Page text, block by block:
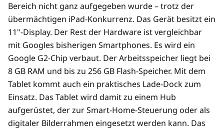
Bereich nicht ganz aufgegeben wurde – trotz der
übermächtigen iPad-Konkurrenz. Das Gerät besitzt ein
11"-Display. Der Rest der Hardware ist vergleichbar
mit Googles bisherigen Smartphones. Es wird ein
Google G2-Chip verbaut. Der Arbeitsspeicher liegt bei
8 GB RAM und bis zu 256 GB Flash-Speicher. Mit dem
Tablet kommt auch ein praktisches Lade-Dock zum
Einsatz. Das Tablet wird damit zu einem Hub
aufgerüstet, der zur Smart-Home-Steuerung oder als
digitaler Bilderrahmen eingesetzt werden kann. Das